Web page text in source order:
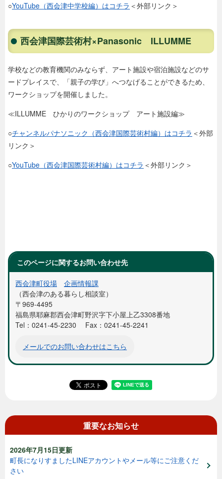
○YouTube（西会津中学校編）はコチラ ＜外部リンク＞
西会津国際芸術村×Panasonic ILLUMME
学校などの教育機関のみならず、アート施設や宿泊施設などのサ
ードプレイスで、「親子の学び」へつなげることができるため、
ワークショップを開催しました。
≪ILLUMME ひかりのワークショップ アート施設編≫
○チャンネルパナソニック（西会津国際芸術村編）はコチラ ＜外部
リンク＞
○YouTube（西会津国際芸術村編）はコチラ ＜外部リンク＞
このページに関するお問い合わせ先
西会津町役場
企画情報課
西会津のある暮らし相談室
〒969-4495
福島県耶麻郡西会津町野沢字下小屋上乙3308番地
Tel：0241-45-2230
Fax：0241-45-2241
メールでのお問い合わせはこちら
重要なお知らせ
2026年7月15日更新
町長になりすましたLINEアカウントやメール等にご注意くだ
さい